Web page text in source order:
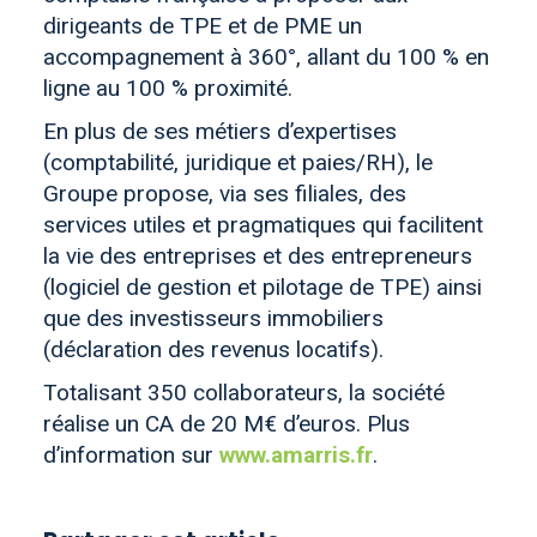
dirigeants de TPE et de PME un
accompagnement à 360°, allant du 100 % en
ligne au 100 % proximité.
En plus de ses métiers d’expertises
(comptabilité, juridique et paies/RH), le
Groupe propose, via ses filiales, des
services utiles et pragmatiques qui facilitent
la vie des entreprises et des entrepreneurs
(logiciel de gestion et pilotage de TPE) ainsi
que des investisseurs immobiliers
(déclaration des revenus locatifs).
Totalisant 350 collaborateurs, la société
réalise un CA de 20 M€ d’euros. Plus
d’information sur www.amarris.fr.